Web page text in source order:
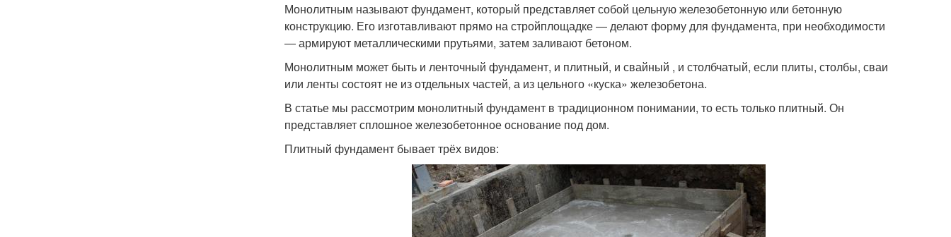
Монолитным называют фундамент, который представляет собой цельную железобетонную или бетонную
конструкцию. Его изготавливают прямо на стройплощадке ― делают форму для фундамента, при необходимости
― армируют металлическими прутьями, затем заливают бетоном.
Монолитным может быть и ленточный фундамент, и плитный, и свайный , и столбчатый, если плиты, столбы, сваи
или ленты состоят не из отдельных частей, а из цельного «куска» железобетона.
В статье мы рассмотрим монолитный фундамент в традиционном понимании, то есть только плитный. Он
представляет сплошное железобетонное основание под дом.
Плитный фундамент бывает трёх видов: